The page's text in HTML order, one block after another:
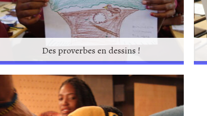
Des proverbes en dessins !